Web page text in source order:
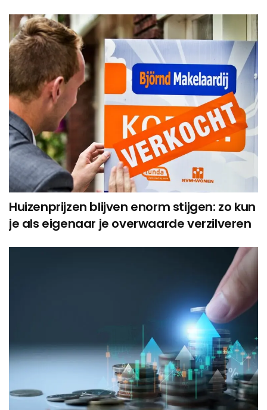
Huizenprijzen blijven enorm stijgen: zo kun
je als eigenaar je overwaarde verzilveren